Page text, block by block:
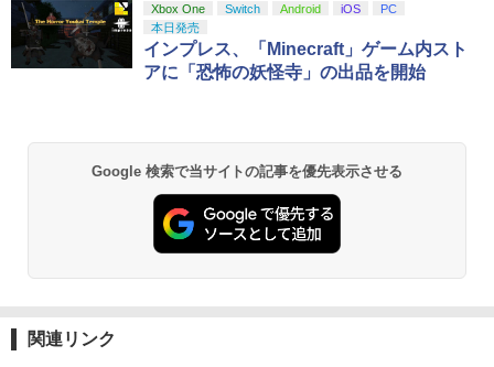
￥3,490
1
劇場版「鬼滅の刃」無限城編 第一章 猗
窩座再来 通常版 [Blu-ray]
￥3,982
劇場版「鬼滅の刃」無限城編 第一章 猗
窩座再来 通常版 [DVD]
￥3,523
Xbox One Switch Android iOS
PC
本日発売
インプレス、「Minecraft」ゲーム内スト
アに「恐怖の妖怪寺」の出品を開始
Google 検索で当サイトの記事を優先表示させる
関連リンク